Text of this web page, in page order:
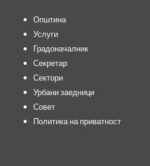
Општина
Услуги
Градоначалник
Секретар
Сектори
Урбани заедници
Совет
Политика на приватност